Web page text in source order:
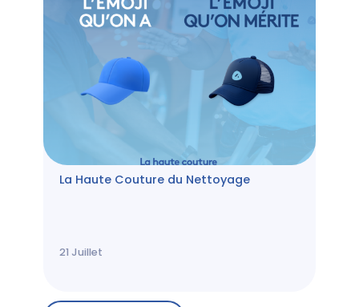
La Haute Couture du Nettoyage
21 Juillet